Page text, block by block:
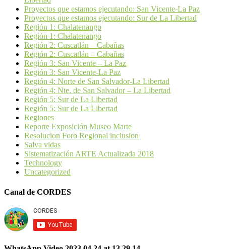
Proyectos que estamos ejecutando: San Vicente-La Paz
Proyectos que estamos ejecutando: Sur de La Libertad
Región 1: Chalatenango
Región 1: Chalatenango
Región 2: Cuscatlán – Cabañas
Región 2: Cuscatlán – Cabañas
Región 3: San Vicente – La Paz
Región 3: San Vicente-La Paz
Región 4: Norte de San Salvador-La Libertad
Región 4: Nte. de San Salvador – La Libertad
Región 5: Sur de La Libertad
Región 5: Sur de La Libertad
Regiones
Reporte Exposición Museo Marte
Resolucion Foro Regional inclusion
Salva vidas
Sistematización ARTE Actualizada 2018
Technology
Uncategorized
Canal de CORDES